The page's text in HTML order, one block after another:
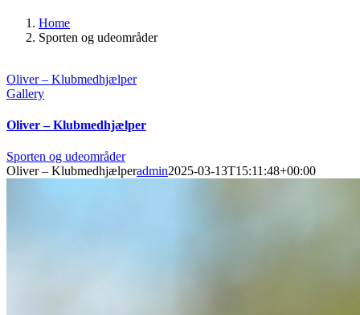
Home
Sporten og udeområder
Oliver – Klubmedhjælper
Gallery
Oliver – Klubmedhjælper
Sporten og udeområder
Oliver – Klubmedhjælperadmin2025-03-13T15:11:48+00:00